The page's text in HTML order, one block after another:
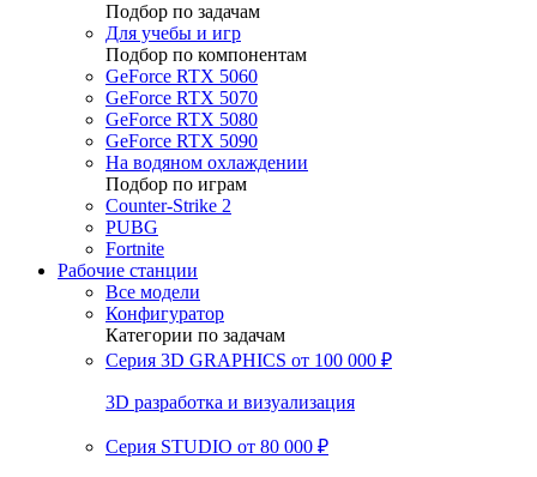
Подбор по задачам
Для учебы и игр
Подбор по компонентам
GeForce RTX 5060
GeForce RTX 5070
GeForce RTX 5080
GeForce RTX 5090
На водяном охлаждении
Подбор по играм
Counter-Strike 2
PUBG
Fortnite
Рабочие станции
Все модели
Конфигуратор
Категории по задачам
Серия 3D GRAPHICS от 100 000 ₽
3D разработка и визуализация
Серия STUDIO от 80 000 ₽